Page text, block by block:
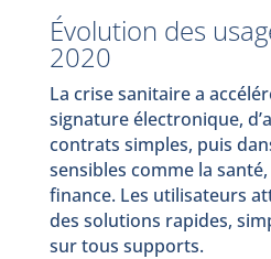
Évolution des
2020
La crise sanitaire a
signature électronique,
contrats simples, puis
sensibles comme la
finance. Les utilisateurs
des solutions rapides,
sur tous supports.